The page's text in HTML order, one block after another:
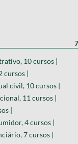
10 cursos |
cursos |
civil, 10 cursos |
11 cursos |
|
4 cursos |
7 cursos |